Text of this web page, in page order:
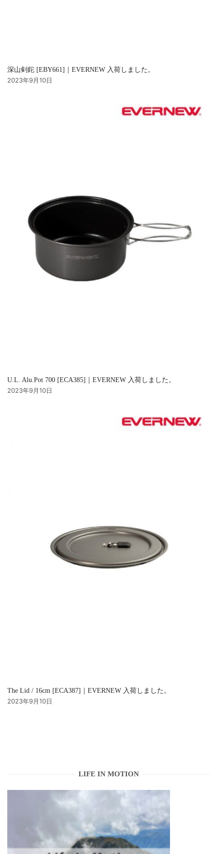
深山剣鉈 [EBY661]｜EVERNEW 入荷しました。
2023年9月10日
U.L. Alu.Pot 700 [ECA385]｜EVERNEW 入荷しました。
2023年9月10日
The Lid / 16cm [ECA387]｜EVERNEW 入荷しました。
2023年9月10日
LIFE IN MOTION